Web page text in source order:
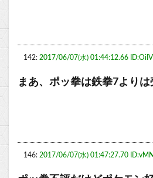
142: 2017/06/07(水) 01:44:12.66
まあ、ポッ拳は鉄拳7よりは
146: 2017/06/07(水) 01:47:27.70